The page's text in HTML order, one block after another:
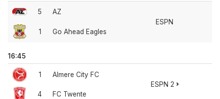
5
1
AZ
Go Ahead Eagles
ESPN
16:45
1
4
Almere City FC
FC Twente
ESPN 2